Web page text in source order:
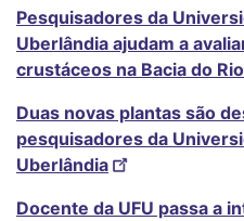
Pesquisadores da
Uberlândia ajudam a
crustáceos na Bacia do
Duas novas plantas são
pesquisadores da
Uberlândia
Docente da UFU passa a